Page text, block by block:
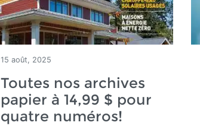
15 août, 2025
Toutes nos archives
papier à 14,99 $ pour
quatre numéros!